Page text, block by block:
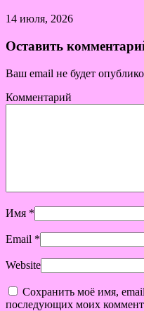
14 июля, 2026
Оставить
Ваш email не будет
Комментарий
Имя *
Email *
Website
Сохранить моё имя,
последующих моих